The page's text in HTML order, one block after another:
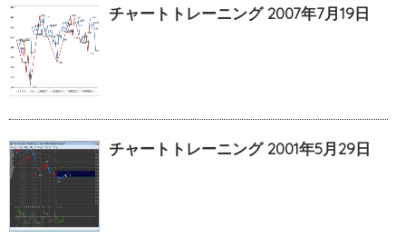
チャートトレーニング 2007年7月19日
チャートトレーニング 2001年5月29日